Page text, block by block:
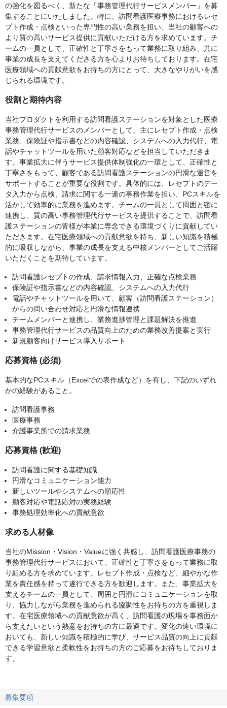
の強化を図るべく、新たな「事務管理代行サービスメンバー」を募
集することにいたしました。特に、訪問看護医療事務におけるレセ
プト作成・点検といった専門性の高い業務を担い、当社の顧客への
より質の高いサービス提供に貢献いただける方を求めています。チ
ームの一員として、正確性と丁寧さをもって業務に取り組み、共に
事業の成長を支えてくださる方を心よりお待ちしております。在宅
医療領域への貢献意欲をお持ちの方にとって、大きなやりがいを感
じられる環境です。
役割と期待内容
当社プロダクトを利用する訪問看護ステーションを対象とした医療
事務管理代行サービスのメンバーとして、主にレセプト作成・点検
業務、保険証や指⽰書などの内容確認、システムへの⼊⼒代⾏、電
話やチャットツールを⽤いた顧客対応などを担当していただきま
す。事業拡大に伴うサービス提供体制強化の一環として、正確性と
丁寧さをもって、顧客である訪問看護ステーションの円滑な運営を
サポートすることが重要な役割です。具体的には、レセプトのデー
タ入力から点検、請求に関する一連の事務作業を担い、PCスキルを
活かして効率的に業務を進めます。チームの一員として周囲と密に
連携し、質の高い事務管理代行サービスを提供することで、訪問看
護ステーションの皆様が本業に専念できる環境づくりに貢献してい
ただきます。在宅医療領域への貢献意欲を持ち、新しい知識を積極
的に吸収しながら、事業の成長を支える中核メンバーとしてご活躍
いただくことを期待しています。
訪問看護レセプトの作成、請求情報入力、正確な点検業務
保険証や指⽰書などの内容確認、システムへの⼊⼒代⾏
電話やチャットツールを用いて、顧客（訪問看護ステーション）
からの問い合わせ対応と円滑な情報連携
チームメンバーと連携し、業務進捗管理と課題解決を推進
事務管理代行サービスの品質向上のための業務改善提案と実行
新規顧客向けサービス導入サポート
応募資格 (必須)
基本的なPCスキル（Excelでの表作成など）を有し、下記のいずれ
かの経験があること。
訪問看護事務
医療事務
介護事業所での請求業務
応募資格 (歓迎)
訪問看護に関する基礎知識
円滑なコミュニケーション能力
新しいツールやシステムへの順応性
顧客対応や電話応対の実務経験
事務処理効率化への貢献意欲
求める人材像
当社のMission・Vision・Valueに強く共感し、訪問看護医療事務の
事務管理代行サービスにおいて、正確性と丁寧さをもって業務に取
り組める方を求めています。レセプト作成・点検など、細やかな作
業を責任感を持って遂行できる方を歓迎します。また、事業拡大を
支えるチームの一員として、周囲と円滑にコミュニケーションを取
り、協力しながら業務を進められる協調性をお持ちの方を重視しま
す。在宅医療領域への貢献意欲が高く、訪問看護の現場を事務面か
ら支えたいという熱意をお持ちの方に最適です。変化の速い環境に
おいても、新しい知識を積極的に学び、サービス品質の向上に貢献
できる学習意欲と柔軟性をお持ちの方のご応募をお待ちしておりま
す。
募集要項